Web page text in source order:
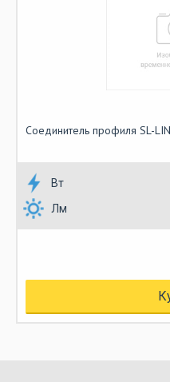
Cоединитель профиля SL-
Вт
Лм